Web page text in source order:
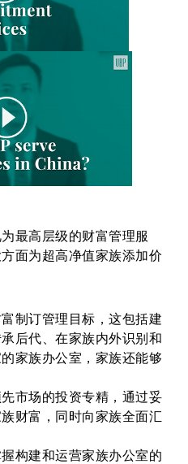
最高层级的财富管理服
面为超高净值家族添加价
制订管理目标，这包括建
后代、在家族内外识别和
家族办公室，家族还能够
市场的投资专精，通过妥
财富，同时向家族全面汇
构建和运营家族办公室的